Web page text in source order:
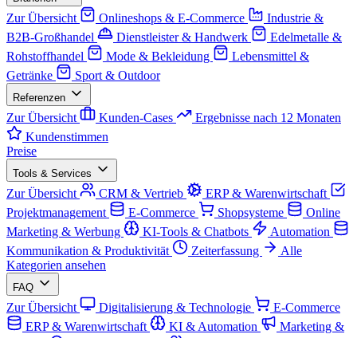
Zur Übersicht Onlineshops & E-Commerce
Industrie &
B2B-Großhandel
Dienstleister & Handwerk
Edelmetalle &
Rohstoffhandel
Mode & Bekleidung
Lebensmittel &
Getränke
Sport & Outdoor
Referenzen
Zur Übersicht Kunden-Cases
Ergebnisse nach 12 Monaten
Kundenstimmen
Preise
Tools & Services
Zur Übersicht CRM & Vertrieb
ERP & Warenwirtschaft
Projektmanagement
E-Commerce Shopsysteme
Online
Marketing & Werbung
KI-Tools & Chatbots
Automation
Kommunikation & Produktivität
Zeiterfassung
Alle
Kategorien ansehen
FAQ
Zur Übersicht Digitalisierung & Technologie
E-Commerce
ERP & Warenwirtschaft
KI & Automation
Marketing &